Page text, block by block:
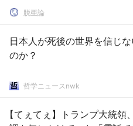
脱亜論
日本人が死後の世界を信じ
のか？
哲学ニュースnwk
【てぇてぇ】トランプ大統領